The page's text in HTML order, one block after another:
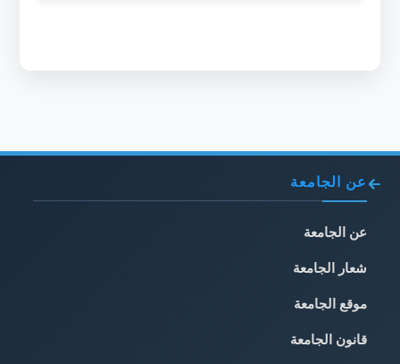
عن الجامعة
عن الجامعة
شعار الجامعة
موقع الجامعة
قانون الجامعة